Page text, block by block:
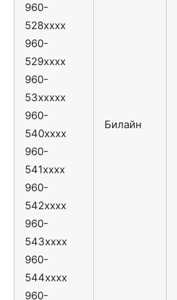
960-
528xxxx
960-
529xxxx
960-
53xxxxx
960-
540xxxx
960-
541xxxx
960-
542xxxx
960-
543xxxx
960-
544xxxx
960-
Билайн